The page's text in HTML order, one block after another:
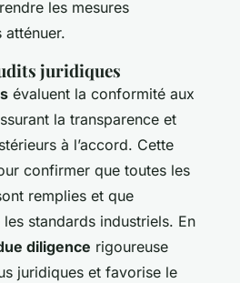
les mesures
atténuer.
juridiques
évaluent la conformité aux
la transparence et
à l’accord. Cette
confirmer que toutes les
remplies et que
les standards industriels. En
diligence rigoureuse
juridiques et favorise le